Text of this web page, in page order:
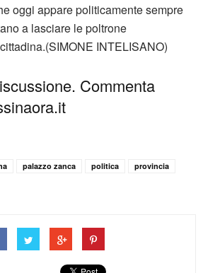
oggi appare politicamente sempre
a lasciare le poltrone
INTELISANO)
Commenta
palazzo zanca politica
provincia